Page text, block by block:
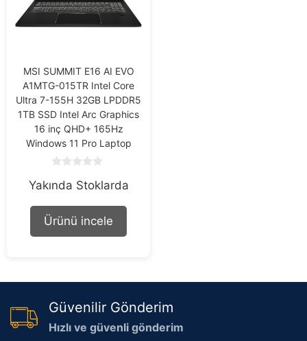
MSI SUMMIT E16 AI EVO
A1MTG-015TR Intel Core
Ultra 7-155H 32GB LPDDR5
1TB SSD Intel Arc Graphics
16 inç QHD+ 165Hz
Windows 11 Pro Laptop
o
t
f
Yakında Stoklarda
Ürünü incele
Güvenilir Gönderim
Hızlı ve güvenli gönderim